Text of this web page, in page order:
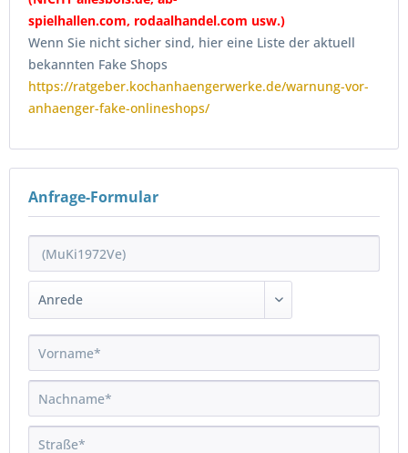
spielhallen.com, rodaalhandel.com usw.)
Wenn Sie nicht sicher sind, hier eine Liste der aktuell
bekannten Fake Shops
https://ratgeber.kochanhaengerwerke.de/warnung-vor-
anhaenger-fake-onlineshops/
Anfrage-Formular